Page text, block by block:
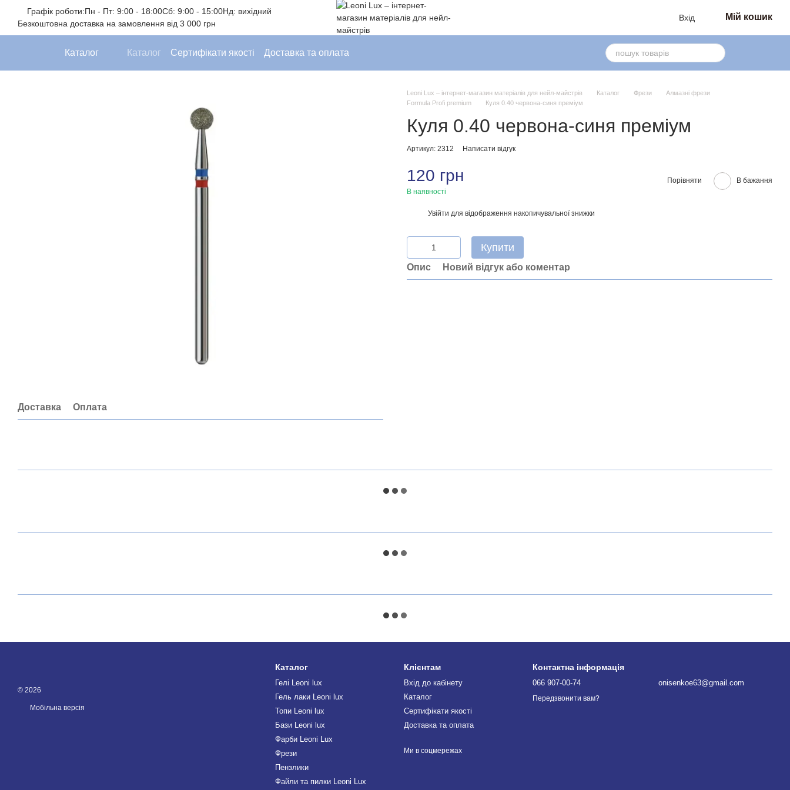
Перейти до основного контенту
Графік роботи:Пн - Пт: 9:00 - 18:00Сб: 9:00 - 15:00Нд: вихідний
Безкоштовна доставка на замовлення від 3 000 грн
Вхід Мій кошик
Каталог Каталог Сертифікати якості Доставка та оплата
Доставка Оплата
Leoni Lux – інтернет-магазин матеріалів для нейл-майстрів Каталог Фрези
Алмазні фрези
Formula Profi premium
Куля 0.40 червона-синя преміум
Куля 0.40 червона-синя преміум
Артикул: 2312 Написати відгук
120 грн
В наявності
Порівняти В бажання
Увійти для відображення накопичувальної знижки
Купити
Опис Новий відгук або коментар
© 2026
Мобільна версія
Каталог
Гелі Leoni lux
Гель лаки Leoni lux
Топи Leoni lux
Бази Leoni lux
Фарби Leoni Lux
Фрези
Пензлики
Файли та пилки Leoni Lux
Клієнтам
Вхід до кабінету
Каталог
Сертифікати якості
Доставка та оплата
Ми в соцмережах
Контактна інформація
066 907-00-74
Передзвонити вам?
onisenkoe63@gmail.com